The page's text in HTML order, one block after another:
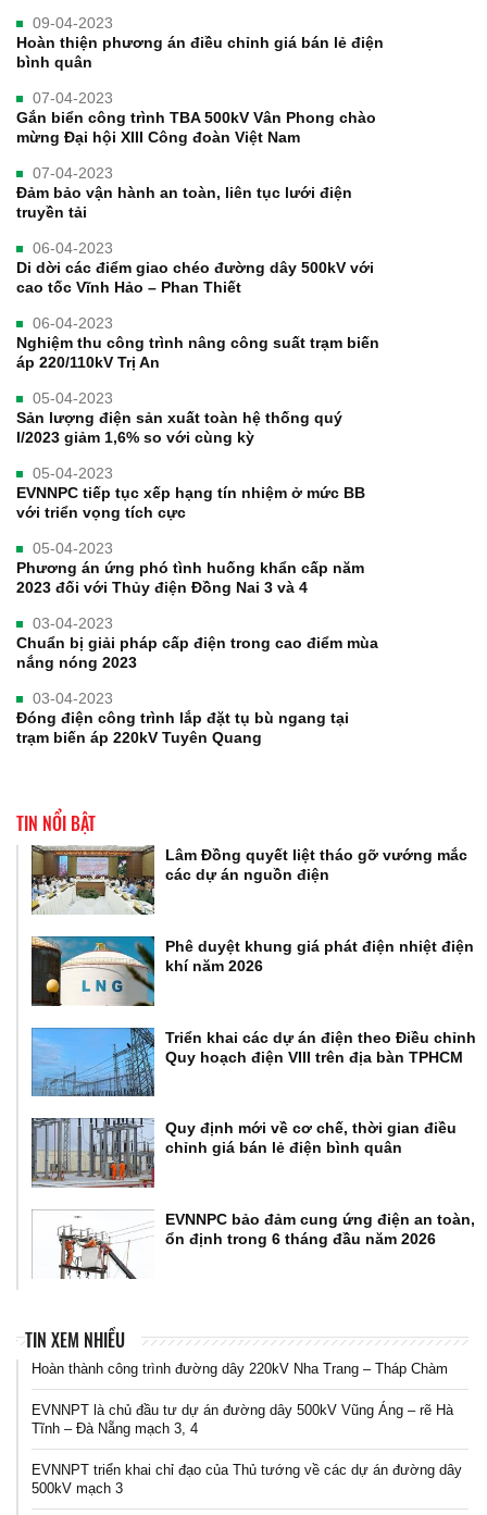
09-04-2023
Hoàn thiện phương án điều chỉnh giá bán lẻ điện
bình quân
07-04-2023
Gắn biển công trình TBA 500kV Vân Phong chào
mừng Đại hội XIII Công đoàn Việt Nam
07-04-2023
Đảm bảo vận hành an toàn, liên tục lưới điện
truyền tải
06-04-2023
Di dời các điểm giao chéo đường dây 500kV với
cao tốc Vĩnh Hảo – Phan Thiết
06-04-2023
Nghiệm thu công trình nâng công suất trạm biến
áp 220/110kV Trị An
05-04-2023
Sản lượng điện sản xuất toàn hệ thống quý
I/2023 giảm 1,6% so với cùng kỳ
05-04-2023
EVNNPC tiếp tục xếp hạng tín nhiệm ở mức BB
với triển vọng tích cực
05-04-2023
Phương án ứng phó tình huống khẩn cấp năm
2023 đối với Thủy điện Đồng Nai 3 và 4
03-04-2023
Chuẩn bị giải pháp cấp điện trong cao điểm mùa
nắng nóng 2023
03-04-2023
Đóng điện công trình lắp đặt tụ bù ngang tại
trạm biến áp 220kV Tuyên Quang
TIN NỔI BẬT
Lâm Đồng quyết liệt tháo gỡ vướng mắc
các dự án nguồn điện
Phê duyệt khung giá phát điện nhiệt điện
khí năm 2026
Triển khai các dự án điện theo Điều chỉnh
Quy hoạch điện VIII trên địa bàn TPHCM
Quy định mới về cơ chế, thời gian điều
chỉnh giá bán lẻ điện bình quân
EVNNPC bảo đảm cung ứng điện an toàn,
ổn định trong 6 tháng đầu năm 2026
TIN XEM NHIỀU
Hoàn thành công trình đường dây 220kV Nha Trang – Tháp Chàm
EVNNPT là chủ đầu tư dự án đường dây 500kV Vũng Áng – rẽ Hà
Tĩnh – Đà Nẵng mạch 3, 4
EVNNPT triển khai chỉ đạo của Thủ tướng về các dự án đường dây
500kV mạch 3